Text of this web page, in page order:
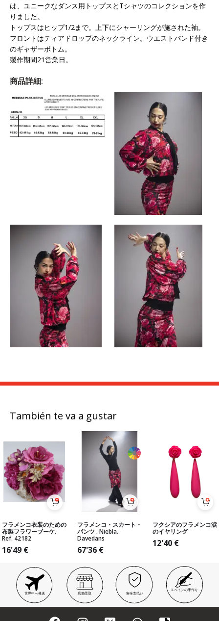
は、ユニークなダンス用トップスとTシャツのコレクションを作
りました。
トップスはヒップ1/2まで。上下にシャーリングが施された袖。
フロントはティアドロップのネックライン。ウエストバンド付き
のギャザーボトム。
製作期間21営業日。
商品詳細:
También te va a gustar
フラメンコ衣装のための
布製フラワーブーケ.
Ref. 42182
16'49 €
フラメンコ・スカート・
パンツ . Niebla.
Davedans
67'36 €
フクシアのフラメンコ涙
のイヤリング
12'40 €
世界中へ発送 店舗受取 安全支払い
スペインの手作り